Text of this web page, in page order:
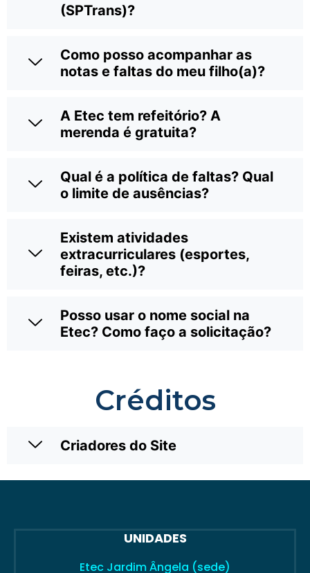
(SPTrans)?
Como posso acompanhar as
notas e faltas do meu filho(a)?
A Etec tem refeitório? A
merenda é gratuita?
Qual é a política de faltas? Qual
o limite de ausências?
Existem atividades
extracurriculares (esportes,
feiras, etc.)?
Posso usar o nome social na
Etec? Como faço a solicitação?
Créditos
Criadores do Site
UNIDADES
Etec Jardim Ângela (sede)